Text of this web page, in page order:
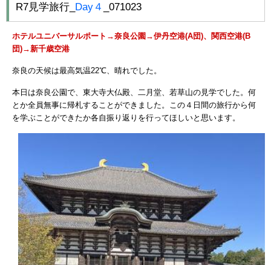
R7見学旅行_ Day４ _071023
ホテルユニバーサルポート→奈良公園→伊丹空港(A団)、関西空港(B
団)→新千歳空港
奈良の天候は最高気温22℃、晴れでした。
本日は奈良公園で、東大寺大仏殿、二月堂、若草山の見学でした。何
とか全員無事に帰札することができました。この４日間の旅行から何
を学ぶことができたか各自振り返りを行ってほしいと思います。